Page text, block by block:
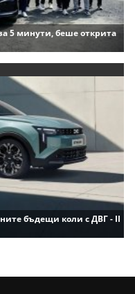
5 минути, беше открита
бъдещи коли с ДВГ - II